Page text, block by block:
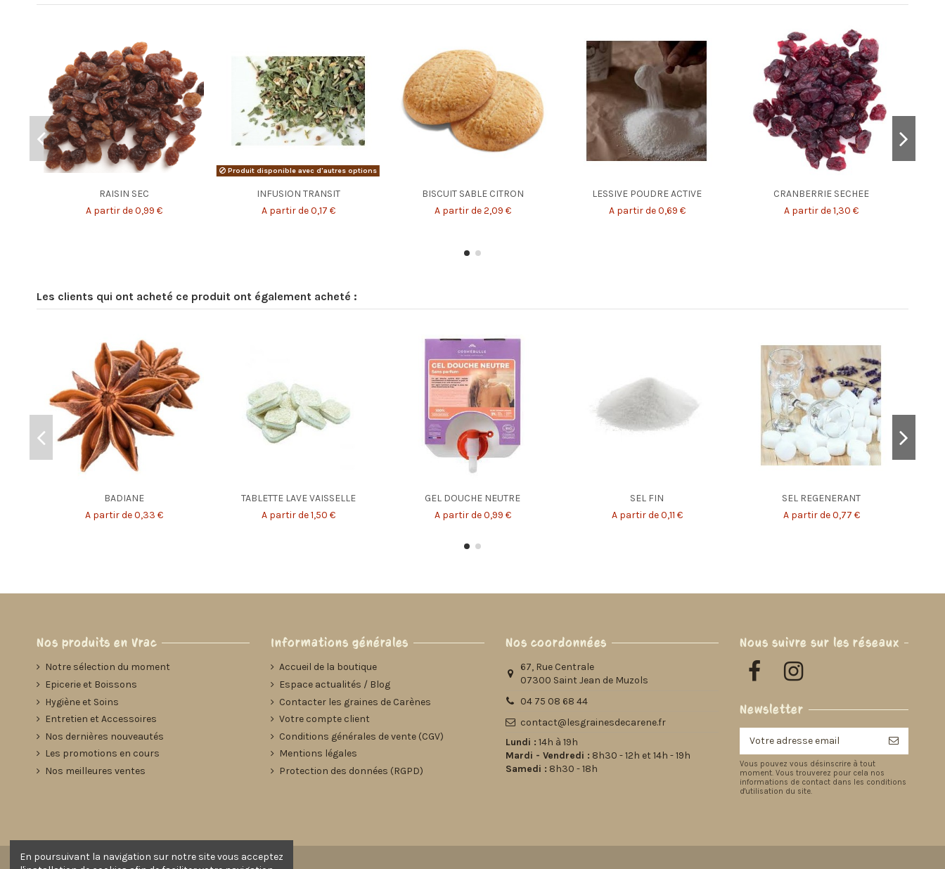
RAISIN SEC
A partir de 0,99 €
Produit disponible avec d'autres options
INFUSION TRANSIT
A partir de 0,17 €
BISCUIT SABLE CITRON
A partir de 2,09 €
LESSIVE POUDRE ACTIVE
A partir de 0,69 €
CRANBERRIE SECHEE
A partir de 1,30 €
Les clients qui ont acheté ce produit ont également acheté :
BADIANE
A partir de 0,33 €
TABLETTE LAVE VAISSELLE
A partir de 1,50 €
GEL DOUCHE NEUTRE
A partir de 0,99 €
SEL FIN
A partir de 0,11 €
SEL REGENERANT
A partir de 0,77 €
Nos produits en Vrac
Notre sélection du moment
Epicerie et Boissons
Hygiène et Soins
Entretien et Accessoires
Nos dernières nouveautés
Les promotions en cours
Nos meilleures ventes
Informations générales
Accueil de la boutique
Espace actualités / Blog
Contacter les graines de Carènes
Votre compte client
Conditions générales de vente (CGV)
Mentions légales
Protection des données (RGPD)
Nos coordonnées
67, Rue Centrale
07300 Saint Jean de Muzols
04 75 08 68 44
contact@lesgrainesdecarene.fr
Lundi : 14h à 19h
Mardi - Vendredi : 8h30 - 12h et 14h - 19h
Samedi : 8h30 - 18h
Nous suivre sur les réseaux
Newsletter
Vous pouvez vous désinscrire à tout
moment. Vous trouverez pour cela nos
informations de contact dans les conditions
d'utilisation du site.
En poursuivant la navigation sur notre site vous acceptez